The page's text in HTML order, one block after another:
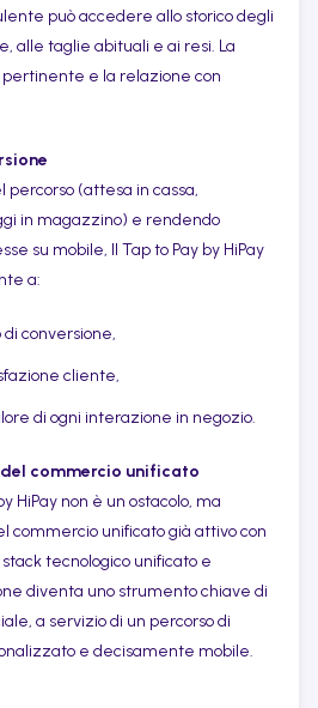
può accedere allo storico degli
alle taglie abituali e ai resi. La
e la relazione con
percorso (attesa in cassa,
in magazzino) e rendendo
su mobile, Il Tap to Pay by HiPay
a:
conversione,
cliente,
di ogni interazione in negozio.
del commercio unificato
HiPay non è un ostacolo, ma
commercio unificato già attivo con
stack tecnologico unificato e
diventa uno strumento chiave di
a servizio di un percorso di
e decisamente mobile.